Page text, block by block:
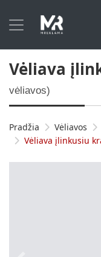
Vėliava
vėliavos)
Pradžia Vėliavos
Vėliava įlinkusiu